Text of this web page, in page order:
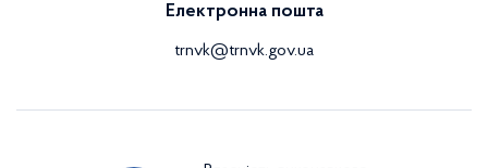
Електронна пошта
trnvk@trnvk.gov.ua